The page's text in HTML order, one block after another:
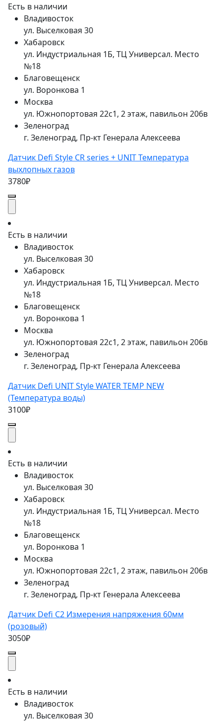
Есть в наличии
Владивосток
ул. Выселковая 30
Хабаровск
ул. Индустриальная 1Б, ТЦ Универсал. Место
№18
Благовещенск
ул. Воронкова 1
Москва
ул. Южнопортовая 22с1, 2 этаж, павильон 206в
Зеленоград
г. Зеленоград, Пр-кт Генерала Алексеева
Датчик Defi Style CR series + UNIT Температура
выхлопных газов
3780₽
Есть в наличии
Владивосток
ул. Выселковая 30
Хабаровск
ул. Индустриальная 1Б, ТЦ Универсал. Место
№18
Благовещенск
ул. Воронкова 1
Москва
ул. Южнопортовая 22с1, 2 этаж, павильон 206в
Зеленоград
г. Зеленоград, Пр-кт Генерала Алексеева
Датчик Defi UNIT Style WATER TEMP NEW
(Температура воды)
3100₽
Есть в наличии
Владивосток
ул. Выселковая 30
Хабаровск
ул. Индустриальная 1Б, ТЦ Универсал. Место
№18
Благовещенск
ул. Воронкова 1
Москва
ул. Южнопортовая 22с1, 2 этаж, павильон 206в
Зеленоград
г. Зеленоград, Пр-кт Генерала Алексеева
Датчик Defi C2 Измерения напряжения 60мм
(розовый)
3050₽
Есть в наличии
Владивосток
ул. Выселковая 30